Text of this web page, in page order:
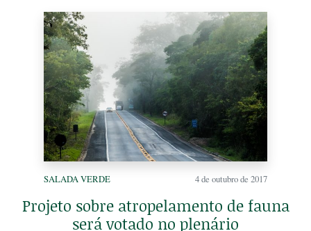
SALADA VERDE 4 de outubro de 2017
Projeto sobre atropelamento de fauna
será votado no plenário